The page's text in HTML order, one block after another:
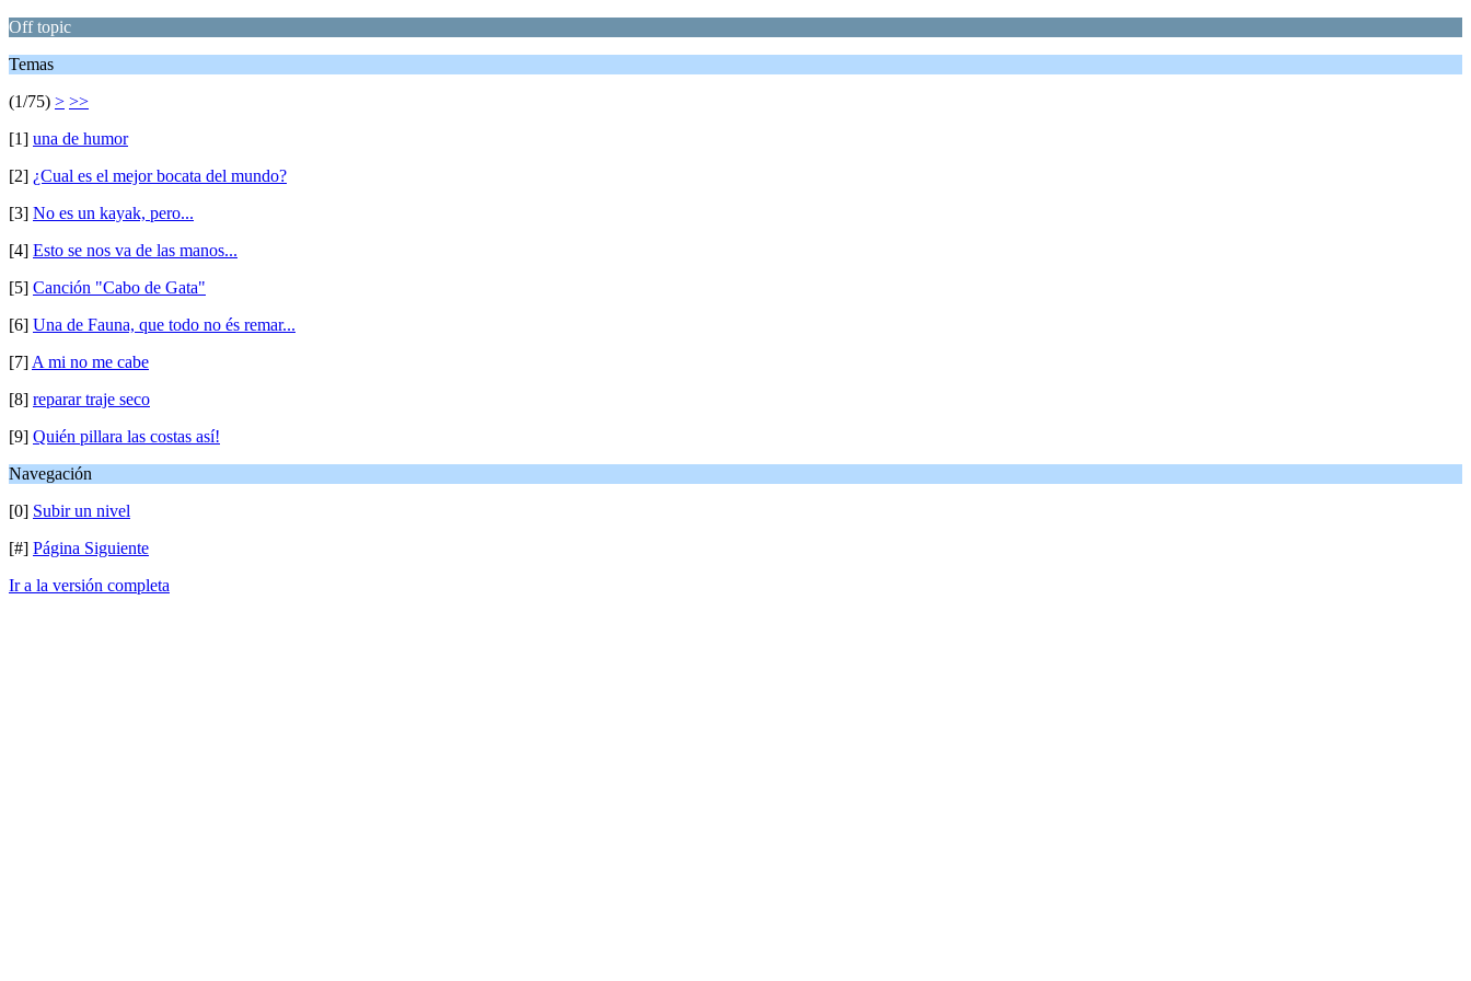
Off topic
Temas
(1/75) > >>
[1] una de humor
[2] ¿Cual es el mejor bocata del mundo?
[3] No es un kayak, pero...
[4] Esto se nos va de las manos...
[5] Canción "Cabo de Gata"
[6] Una de Fauna, que todo no és remar...
[7] A mi no me cabe
[8] reparar traje seco
[9] Quién pillara las costas así!
Navegación
[0] Subir un nivel
[#] Página Siguiente
Ir a la versión completa